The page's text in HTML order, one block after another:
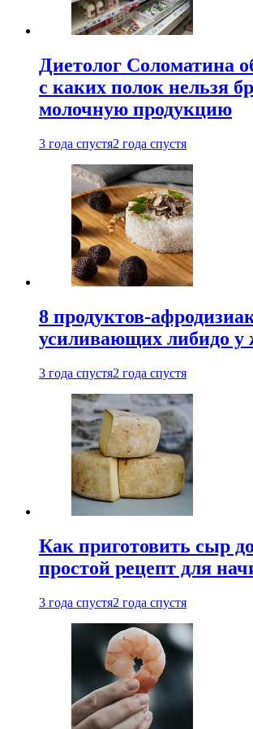
Диетолог Соломатина
с каких полок нельзя
молочную продукцию
3 года спустя2 года спустя
8 продуктов-
усиливающих либидо
3 года спустя2 года спустя
Как приготовить сыр
простой рецепт для
3 года спустя2 года спустя